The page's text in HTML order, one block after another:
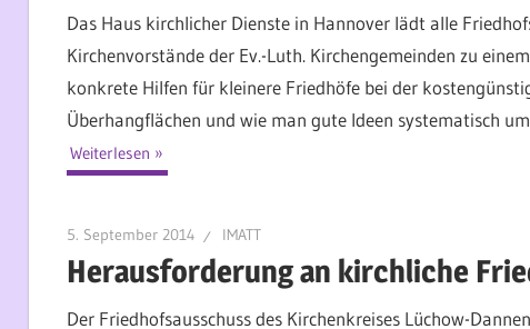
Das Haus kirchlicher Dienste in Hannover lädt alle
Kirchenvorstände der Ev.-Luth. Kirchengemeinden zu
konkrete Hilfen für kleinere Friedhöfe bei der
Überhangflächen und wie man gute Ideen systematisch
Weiterlesen
5. September 2014 IMATT
Herausforderung an kirchliche
Der Friedhofsausschuss des Kirchenkreises Lüchow-